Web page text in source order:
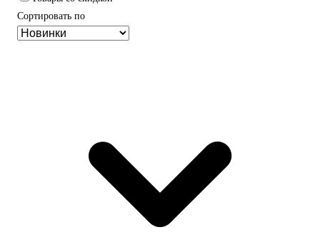
Сортировать по